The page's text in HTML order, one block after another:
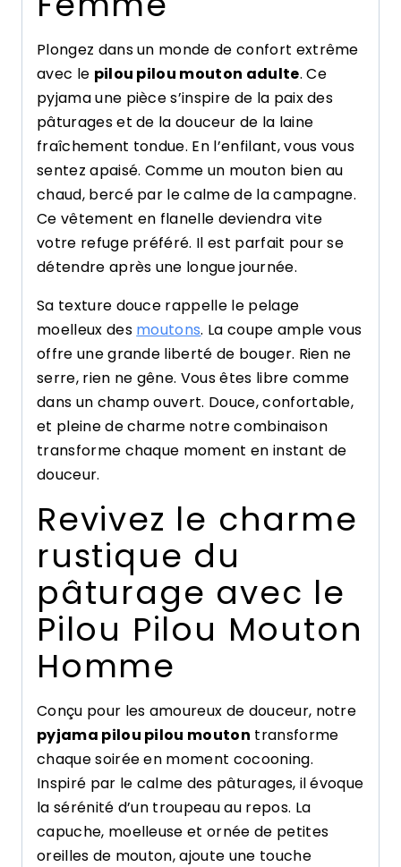
Plongez dans un monde de confort extrême
avec le pilou pilou mouton adulte. Ce
pyjama une pièce s’inspire de la paix des
pâturages et de la douceur de la laine
fraîchement tondue. En l’enfilant, vous vous
sentez apaisé. Comme un mouton bien au
chaud, bercé par le calme de la campagne.
Ce vêtement en flanelle deviendra vite
votre refuge préféré. Il est parfait pour se
détendre après une longue journée.
Sa texture douce rappelle le pelage
moelleux des moutons. La coupe ample vous
offre une grande liberté de bouger. Rien ne
serre, rien ne gêne. Vous êtes libre comme
dans un champ ouvert. Douce, confortable,
et pleine de charme notre combinaison
transforme chaque moment en instant de
douceur.
Revivez le charme
rustique du
pâturage avec le
Pilou Pilou Mouton
Homme
Conçu pour les amoureux de douceur, notre
pyjama pilou pilou mouton transforme
chaque soirée en moment cocooning.
Inspiré par le calme des pâturages, il évoque
la sérénité d’un troupeau au repos. La
capuche, moelleuse et ornée de petites
oreilles de mouton, ajoute une touche